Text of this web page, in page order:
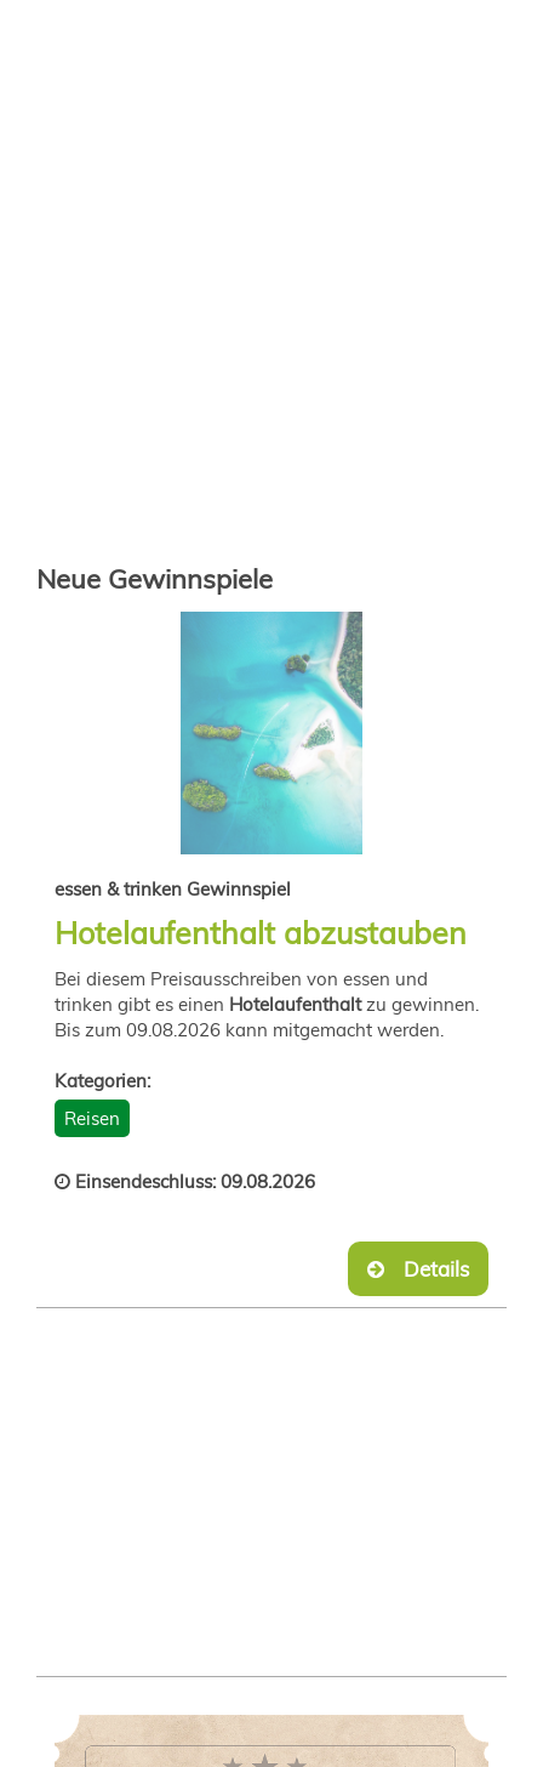
Neue Gewinnspiele
essen & trinken Gewinnspiel
Hotelaufenthalt abzustauben
Bei diesem Preisausschreiben von essen und
trinken gibt es einen Hotelaufenthaltzu gewinnen.
Bis zum 09.08.2026 kann mitgemacht werden.
Kategorien:
Reisen
Einsendeschluss: 09.08.2026
Details